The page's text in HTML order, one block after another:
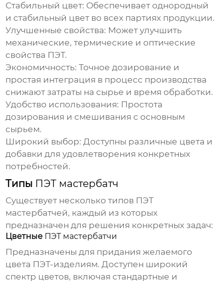
Стабильный цвет: Обеспечивает однородный
и стабильный цвет во всех партиях продукции.
Улучшенные свойства: Может улучшить
механические, термические и оптические
свойства ПЭТ.
Экономичность: Точное дозирование и
простая интеграция в процесс производства
снижают затраты на сырье и время обработки.
Удобство использования: Простота
дозирования и смешивания с основным
сырьем.
Широкий выбор: Доступны различные цвета и
добавки для удовлетворения конкретных
потребностей.
Типы ПЭТ мастербатч
Существует несколько типов ПЭТ
мастербатчей, каждый из которых
предназначен для решения конкретных задач:
Цветные ПЭТ мастербатчи
Предназначены для придания желаемого
цвета ПЭТ-изделиям. Доступен широкий
спектр цветов, включая стандартные и